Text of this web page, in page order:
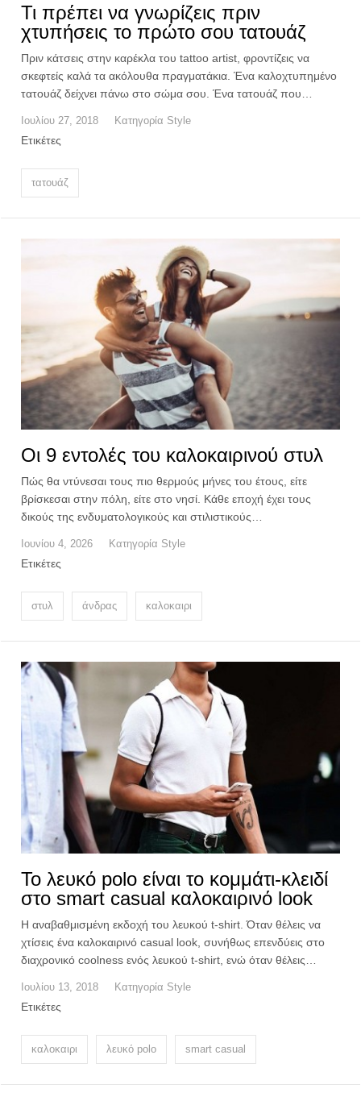
Τι πρέπει να γνωρίζεις πριν
χτυπήσεις το πρώτο σου τατουάζ
Πριν κάτσεις στην καρέκλα του tattoo artist, φροντίζεις να
σκεφτείς καλά τα ακόλουθα πραγματάκια. Ένα καλοχτυπημένο
τατουάζ δείχνει πάνω στο σώμα σου. Ένα τατουάζ που…
Ιουλίου 27, 2018 Κατηγορία Style
Ετικέτες
τατουάζ
Οι 9 εντολές του καλοκαιρινού στυλ
Πώς θα ντύνεσαι τους πιο θερμούς μήνες του έτους, είτε
βρίσκεσαι στην πόλη, είτε στο νησί. Kάθε εποχή έχει τους
δικούς της ενδυματολογικούς και στιλιστικούς…
Ιουνίου 4, 2026 Κατηγορία Style
Ετικέτες
στυλ άνδρας καλοκαιρι
Το λευκό polo είναι το κομμάτι-κλειδί
στο smart casual καλοκαιρινό look
Η αναβαθμισμένη εκδοχή του λευκού t-shirt. Όταν θέλεις να
χτίσεις ένα καλοκαιρινό casual look, συνήθως επενδύεις στο
διαχρονικό coolness ενός λευκού t-shirt, ενώ όταν θέλεις…
Ιουλίου 13, 2018 Κατηγορία Style
Ετικέτες
καλοκαιρι λευκό polo smart casual